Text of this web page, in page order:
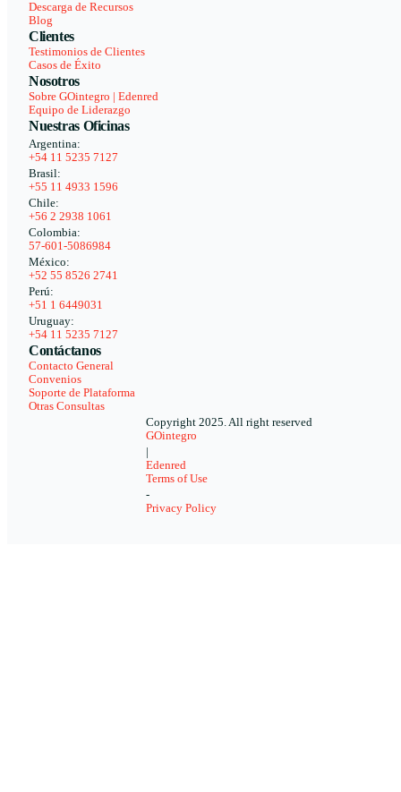
Descarga de Recursos
Blog
Clientes
Testimonios de Clientes
Casos de Éxito
Nosotros
Sobre GOintegro | Edenred
Equipo de Liderazgo
Nuestras Oficinas
Argentina:
+54 11 5235 7127
Brasil:
+55 11 4933 1596
Chile:
+56 2 2938 1061
Colombia:
57-601-5086984
México:
+52 55 8526 2741
Perú:
+51 1 6449031
Uruguay:
+54 11 5235 7127
Contáctanos
Contacto General
Convenios
Soporte de Plataforma
Otras Consultas
Copyright 2025. All right reserved
GOintegro
Edenred
Terms of Use
-
Privacy Policy